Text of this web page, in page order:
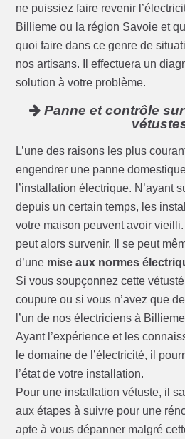
ne puissiez faire revenir
Billieme ou la région Savoie et
quoi faire dans ce genre de
nos artisans. Il effectuera un
solution à votre problème.
Panne et contrôle
L’une des raisons les plus
engendrer une panne
l’installation électrique. N’ayant
depuis un certain temps, les
votre maison peuvent avoir
peut alors survenir. Il se peut
d’une mise aux normes
Si vous soupçonnez cette
coupure ou si vous n’avez que
l’un de nos électriciens à
Ayant l’expérience et les
le domaine de l’électricité, il
l’état de votre installation.
Pour une installation vétuste, il
aux étapes à suivre pour une
apte à vous dépanner malgré